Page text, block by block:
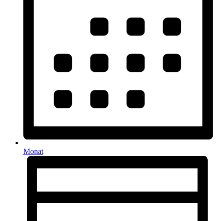
Monat